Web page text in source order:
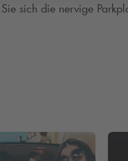
sich die nervige